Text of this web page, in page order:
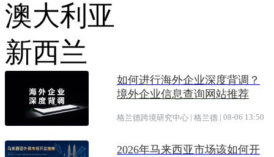
澳大利亚
新西兰
如何进行海外企业深度背调？
境外企业信息查询网站推荐
格兰德跨境研究中心 | 格兰德 | 08-06 13:50
2026年马来西亚市场该如何开